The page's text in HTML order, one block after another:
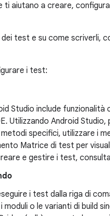
aiutano a creare,
dei test e su come scriverli,
i test:
Studio include
Utilizzando Android
specifici, utilizzare i
Matrice di test per
e gestire i test, consulta
i test dalla riga di
o le varianti di build